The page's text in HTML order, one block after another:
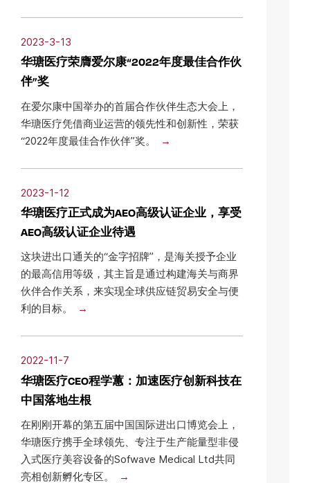
2023-3-13
华瑭医疗荣膺爱尔康“2022年度最佳合作伙
伴”奖
在爱尔康中国举办的首届合作伙伴生态大会上，
华瑭医疗凭借商业运营的领先性和创新性，荣获
“2022年度最佳合作伙伴”奖。
2023-1-12
华瑭医疗正式成为AEO高级认证企业，享受
AEO高级认证企业待遇
这块进出口通关的“金字招牌”，是海关授予企业
的最高信用等级，其主旨是通过构建海关与商界
伙伴合作关系，来实现全球供应链贸易安全与便
利的目标。
2022-11-7
华瑭医疗CEO程学蕙：加速医疗创新科技在
中国落地生根
在刚刚开幕的第五届中国国际进出口博览会上，
华瑭医疗携手全球领先、专注于生产能量型非侵
入式医疗美容设备的Sofwave Medical Ltd共同
亮相创新孵化专区。